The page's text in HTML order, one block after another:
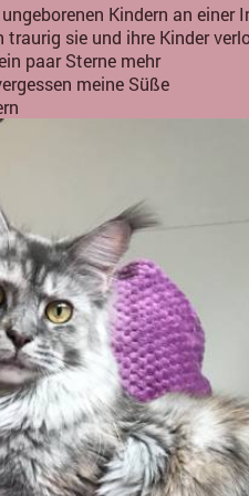
Kindern an einer
sie und ihre Kinder
paar Sterne mehr
meine Süße